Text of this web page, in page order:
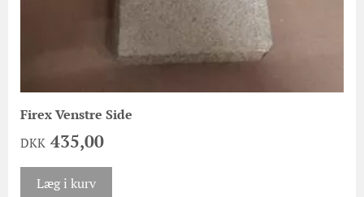
Firex Venstre Side
DKK 435,00
Læg i kurv